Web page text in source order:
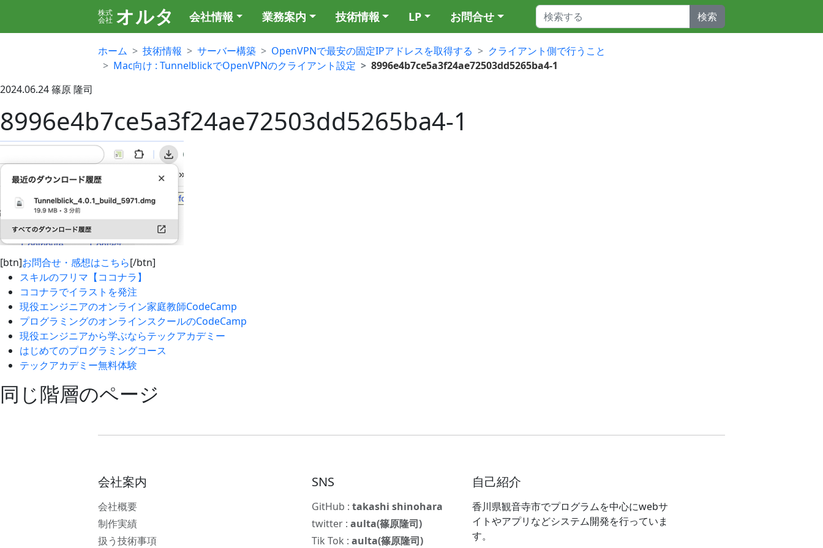
株式
会社 オルタ 会社情報 業務案内 技術情報 LP お問合せ 検索
ホーム 技術情報 サーバー構築 OpenVPNで最安の固定IPアドレスを取得する
クライアント側で行うこと
Mac向け : TunnelblickでOpenVPNのクライアント設定
8996e4b7ce5a3f24ae72503dd5265ba4-1
2024.06.24篠原 隆司
8996e4b7ce5a3f24ae72503dd5265ba4-1
[btn]お問合せ・感想はこちら[/btn]
スキルのフリマ【ココナラ】
ココナラでイラストを発注
現役エンジニアのオンライン家庭教師CodeCamp
プログラミングのオンラインスクールのCodeCamp
現役エンジニアから学ぶならテックアカデミー
はじめてのプログラミングコース
テックアカデミー無料体験
同じ階層のページ
会社案内
会社概要
制作実績
扱う技術事項
SNS
GitHub :takashi shinohara
twitter :aulta(篠原隆司)
Tik Tok :aulta(篠原隆司)
自己紹介
香川県観音寺市でプログラムを中心にwebサ
イトやアプリなどシステム開発を行っていま
す。